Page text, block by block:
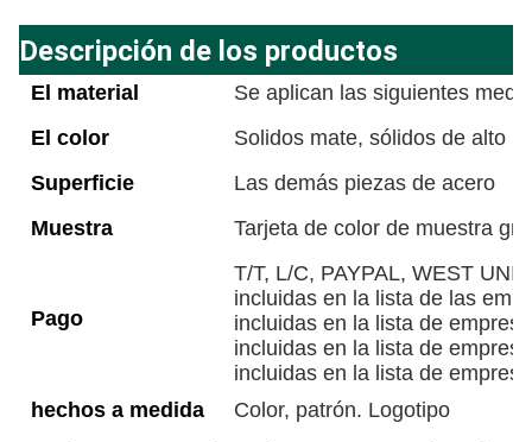
Descripción de los productos
El material
Se aplican las siguientes
El color
Solidos mate, sólidos de alto
Superficie
Las demás piezas de acero
Muestra
Tarjeta de color de muestra
Pago
T/T, L/C, PAYPAL, WEST
incluidas en la lista de las
incluidas en la lista de
incluidas en la lista de
incluidas en la lista de
hechos a medida
Color, patrón. Logotipo